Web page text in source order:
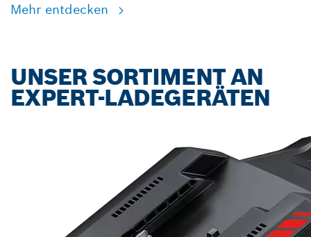
Mehr entdecken
UNSER SORTIMENT AN
EXPERT-LADEGERÄTEN